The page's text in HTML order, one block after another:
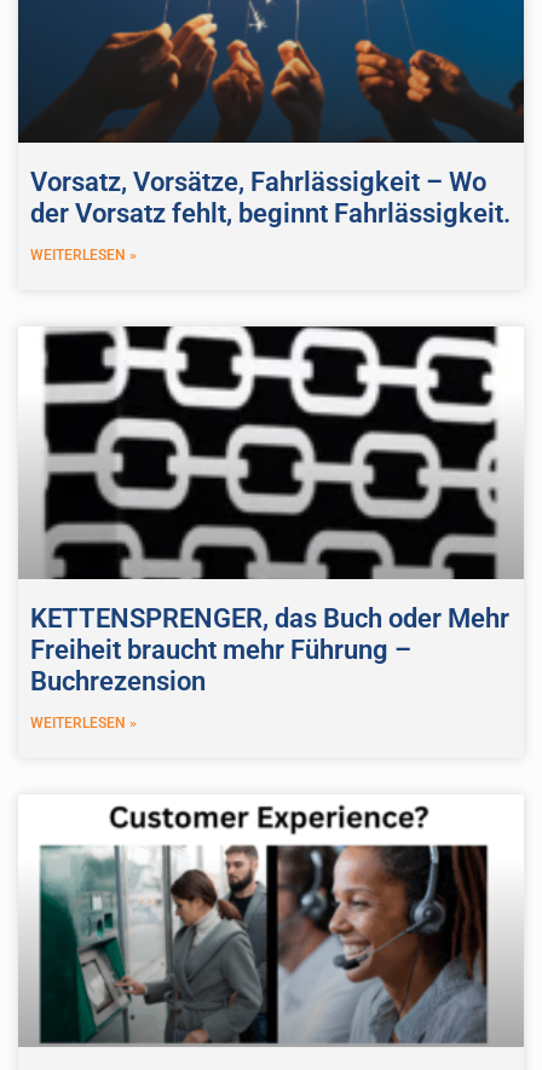
Vorsatz, Vorsätze, Fahrlässigkeit – Wo
der Vorsatz fehlt, beginnt Fahrlässigkeit.
WEITERLESEN »
KETTENSPRENGER, das Buch oder Mehr
Freiheit braucht mehr Führung –
Buchrezension
WEITERLESEN »